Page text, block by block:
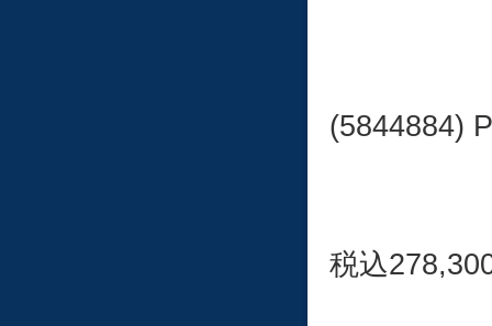
(5844884)
税込